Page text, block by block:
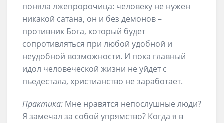
поняла лжепророчица: человеку не нужен
никакой сатана, он и без демонов –
противник Бога, который будет
сопротивляться при любой удобной и
неудобной возможности. И пока главный
идол человеческой жизни не уйдет с
пьедестала, христианство не заработает.
Практика: Мне нравятся непослушные люди?
Я замечал за собой упрямство? Когда я в